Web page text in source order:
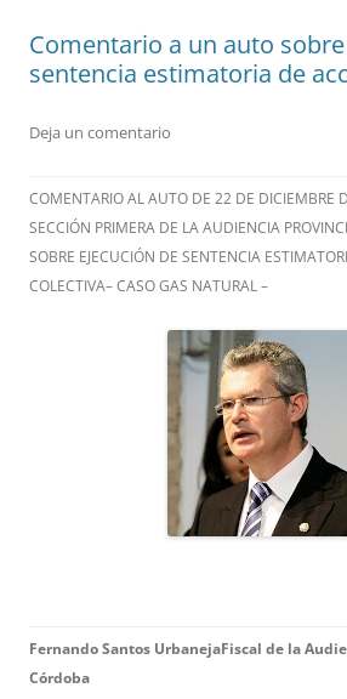
Comentario a un auto
sentencia estimatoria de
Deja un comentario
COMENTARIO AL AUTO DE 22 DE DICIEMBRE
SECCIÓN PRIMERA DE LA AUDIENCIA
SOBRE EJECUCIÓN DE SENTENCIA
COLECTIVA– CASO GAS NATURAL –
Fernando Santos UrbanejaFiscal de la
Córdoba